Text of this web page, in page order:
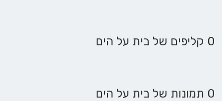
0 קליפים של בית על הים
0 תמונות של בית על הים